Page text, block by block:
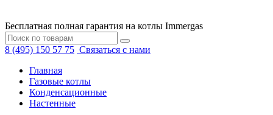
Бесплатная полная гарантия на котлы Immergas
8 (495) 150 57 75 Связаться с нами
Главная
Газовые котлы
Конденсационные
Настенные